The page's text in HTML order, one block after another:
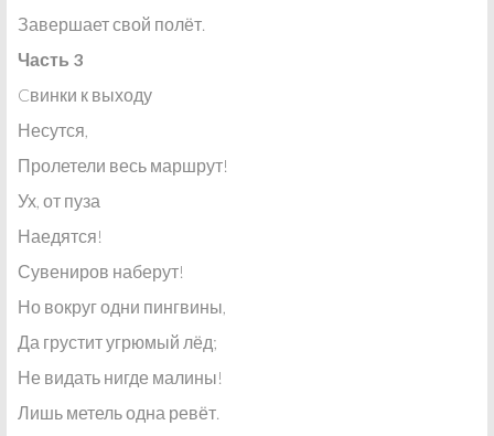
Завершает свой полёт.
Часть 3
Cвинки к выходу
Несутся,
Пролетели весь маршрут!
Ух, от пуза
Наедятся!
Сувениров наберут!
Но вокруг одни пингвины,
Да грустит угрюмый лёд;
Не видать нигде малины!
Лишь метель одна ревёт.